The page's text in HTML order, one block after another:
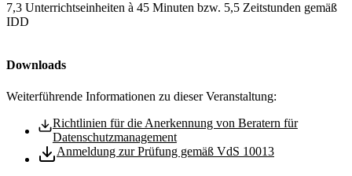
7,3 Unterrichtseinheiten à 45 Minuten bzw. 5,5 Zeitstunden gemäß
IDD
Downloads
Weiterführende Informationen zu dieser Veranstaltung:
Richtlinien für die Anerkennung von Beratern für
Datenschutzmanagement
Anmeldung zur Prüfung gemäß VdS 10013